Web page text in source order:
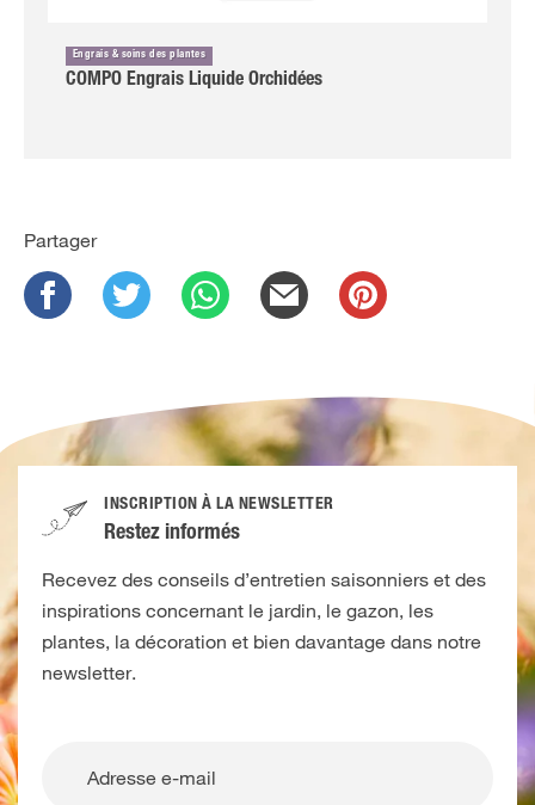
Engrais & soins des plantes
COMPO Engrais Liquide Orchidées
Partager
INSCRIPTION À LA NEWSLETTER
Restez informés
Recevez des conseils d’entretien saisonniers et des
inspirations concernant le jardin, le gazon, les
plantes, la décoration et bien davantage dans notre
newsletter.